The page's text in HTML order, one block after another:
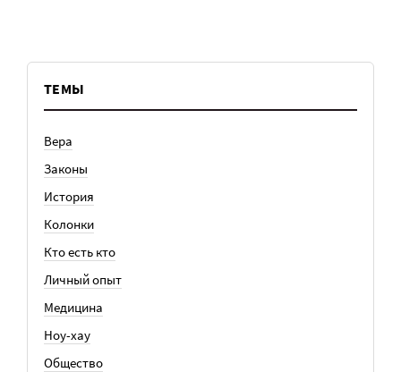
ТЕМЫ
Вера
Законы
История
Колонки
Кто есть кто
Личный опыт
Медицина
Ноу-хау
Общество